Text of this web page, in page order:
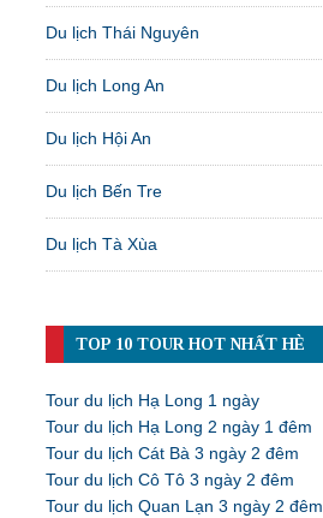
Du lịch Thái Nguyên
Du lịch Long An
Du lịch Hội An
Du lịch Bến Tre
Du lịch Tà Xùa
TOP 10 TOUR HOT NHẤT HÈ
Tour du lịch Hạ Long 1 ngày
Tour du lịch Hạ Long 2 ngày 1 đêm
Tour du lịch Cát Bà 3 ngày 2 đêm
Tour du lịch Cô Tô 3 ngày 2 đêm
Tour du lịch Quan Lạn 3 ngày 2 đêm